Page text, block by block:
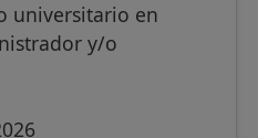
universitario en
y/o